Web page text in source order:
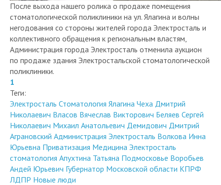
После выхода нашего ролика о продаже помещения
стоматологической поликлиники на ул. Ялагина и волны
негодования со стороны жителей города Электросталь и
коллективного обращения к региональным властям,
Администрация города Электросталь отменила аукцион
по продаже здания Электростальской стоматологической
поликлиники.
1
Теги:
Электросталь Стоматология Ялагина Чеха Дмитрий
Николаевич Власов Вячеслав Викторович Беляев Сергей
Николаевич Михаил Анатольевич Демидович Дмитрий
Аграновский Администрация Электросталь Волкова Инна
Юрьевна Приватизация Медицина Электросталь
стоматология Апухтина Татьяна Подмосковье Воробьев
Андей Юрьевич Губернатор Московской области КПРФ
ЛДПР Новые люди